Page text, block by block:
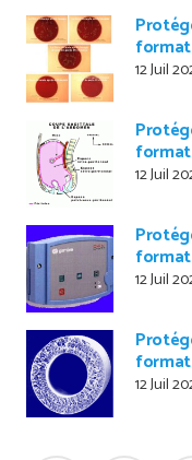
12 Juil
12 Juil
12 Juil
12 Juil